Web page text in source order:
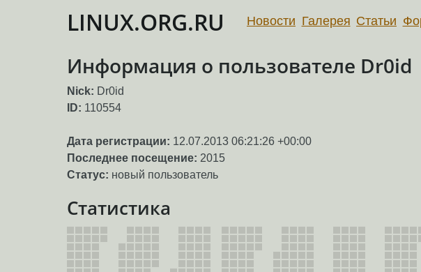
LINUX.ORG.RU Новости Галерея Статьи
Информация о пользователе Dr0id
Nick: Dr0id
ID: 110554
Дата регистрации: 12.07.2013 06:21:26 +00:00
Последнее посещение: 2015
Статус: новый пользователь
Статистика